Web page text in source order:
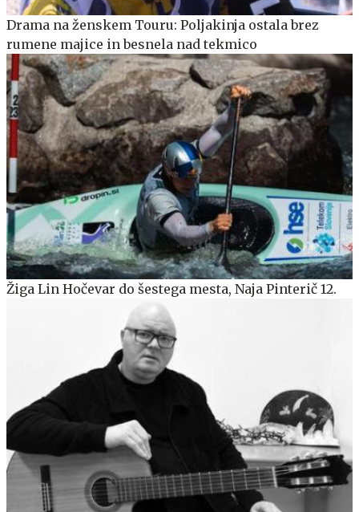
Drama na ženskem Touru: Poljakinja ostala brez
rumene majice in besnela nad tekmico
Žiga Lin Hočevar do šestega mesta, Naja Pinterič 12.